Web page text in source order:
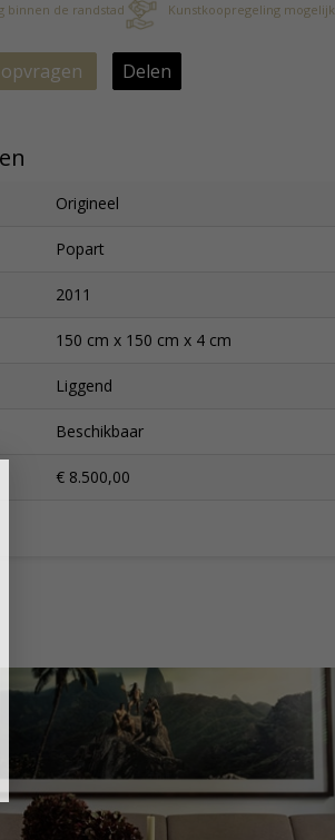
binnen de randstad
Kunstkoopregeling mogelijk
Delen
Origineel
Popart
2011
150 cm x 150 cm x 4 cm
Liggend
Beschikbaar
€ 8.500,00